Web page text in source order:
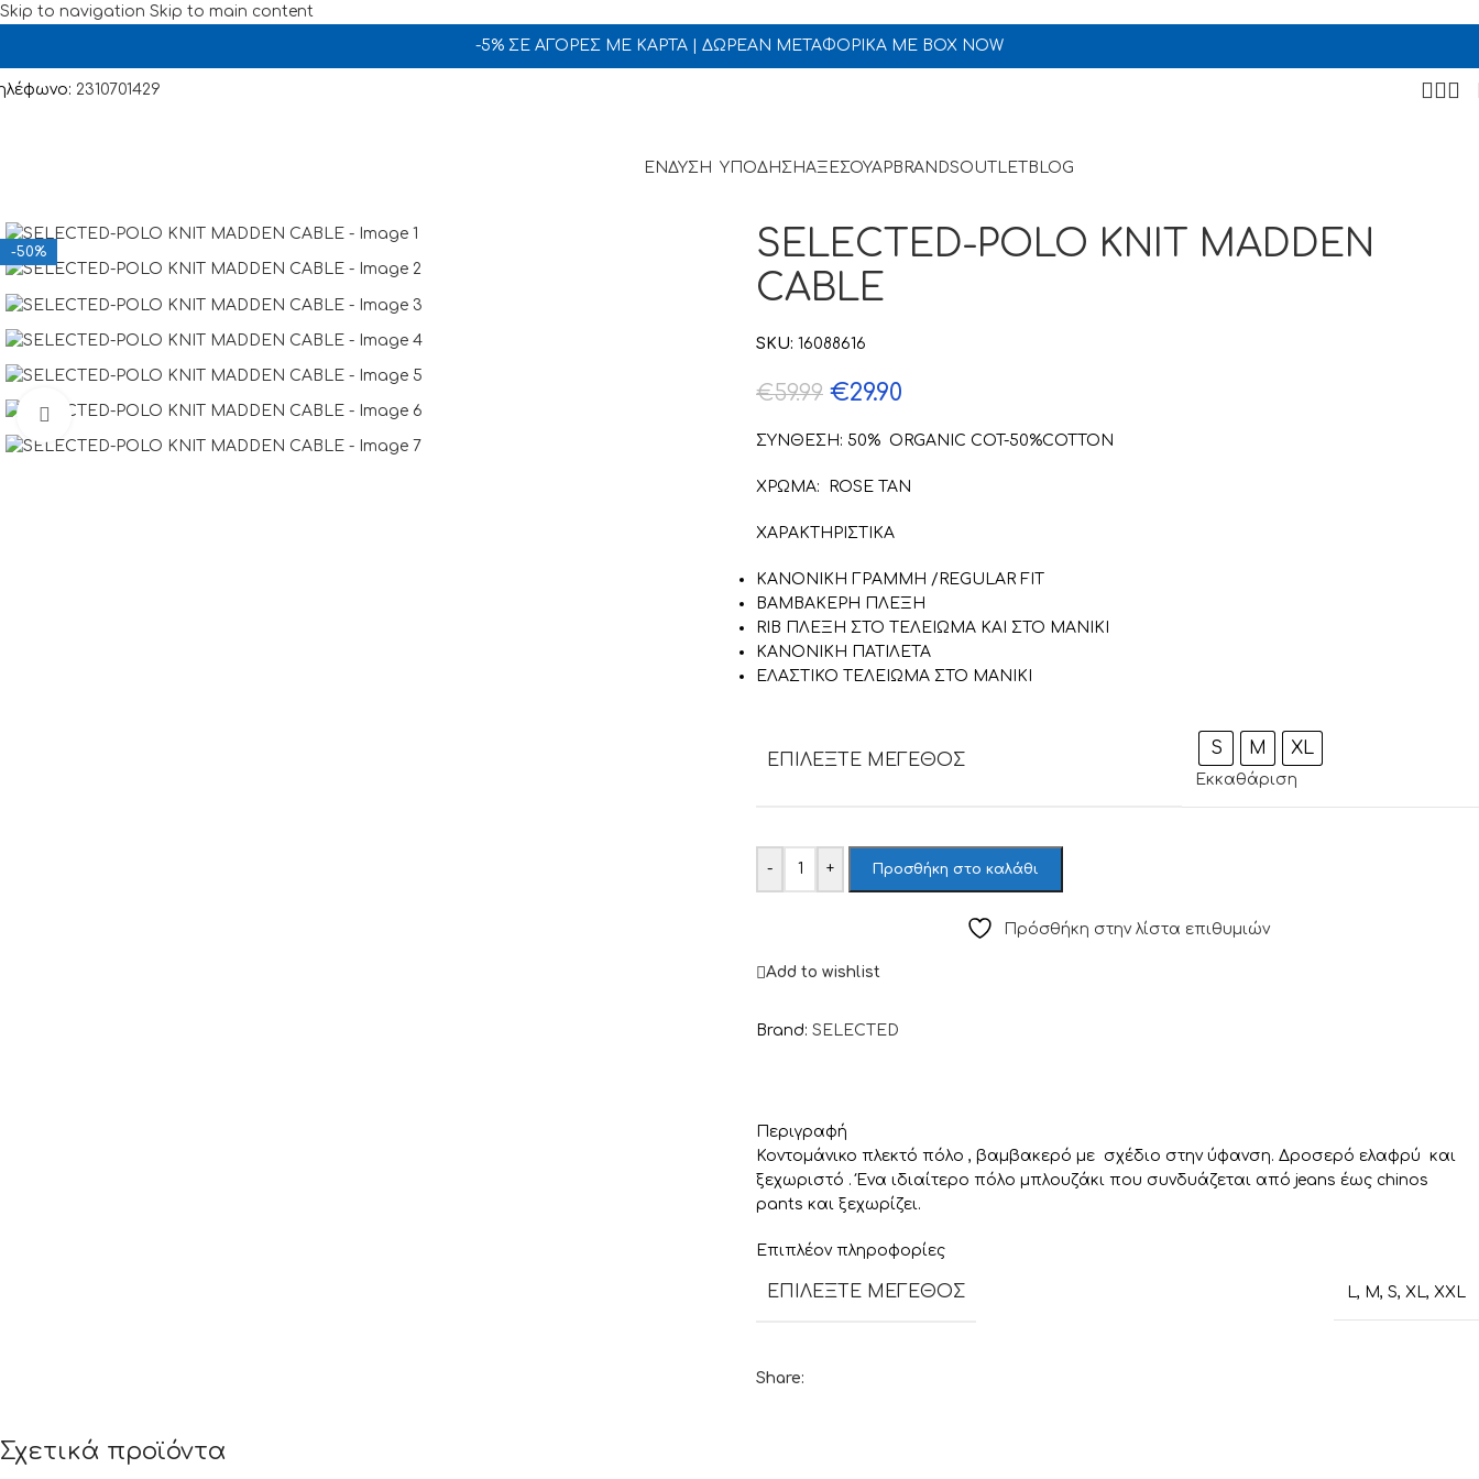
Skip to navigation Skip to main content
-5% ΣΕ ΑΓΟΡΕΣ ΜΕ ΚΑΡΤΑ | ΔΩΡΕΑΝ ΜΕΤΑΦΟΡΙΚΑ ΜΕ BOX NOW
2310701429
ΕΝΔΥΣΗ ΥΠΟΔΗΣΗΑΞΕΣΟΥΑΡ BRANDSOUTLET BLOG
-50%
Click to enlarge
SELECTED-POLO KNIT MADDEN
CABLE
SKU: 16088616
€59.99 €29.90
ΣΥΝΘΕΣΗ: 50% ORGANIC COT-50%COTTON
ΧΡΩΜΑ: ROSE TAN
ΧΑΡΑΚΤΗΡΙΣΤΙΚΑ
ΚΑΝΟΝΙΚΗ ΓΡΑΜΜΗ /REGULAR FIT
ΒΑΜΒΑΚΕΡΗ ΠΛΕΞΗ
RIB ΠΛΕΞΗ ΣΤΟ ΤΕΛΕΙΩΜΑ ΚΑΙ ΣΤΟ ΜΑΝΙΚΙ
ΚΑΝΟΝΙΚΗ ΠΑΤΙΛΕΤΑ
ΕΛΑΣΤΙΚΟ ΤΕΛΕΙΩΜΑ ΣΤΟ ΜΑΝΙΚΙ
ΕΠΙΛΈΞΤΕ ΜΈΓΕΘΟΣ
S M XL
Εκκαθάριση
- + Προσθήκη στο καλάθι
Πρόσθήκη στην λίστα επιθυμιών
Add to wishlist
Brand: SELECTED
Περιγραφή
Κοντομάνικο πλεκτό πόλο , βαμβακερό με σχέδιο στην ύφανση. Δροσερό ελαφρύ και
ξεχωριστό . Ένα ιδιαίτερο πόλο μπλουζάκι που συνδυάζεται από jeans έως chinos
pants και ξεχωρίζει.
Επιπλέον πληροφορίες
ΕΠΙΛΈΞΤΕ ΜΈΓΕΘΟΣ L, M, S, XL, XXL
Share:
Σχετικά προϊόντα